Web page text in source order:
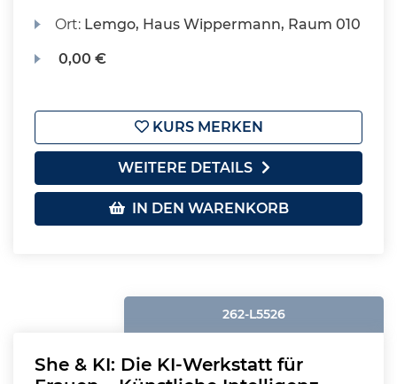
Ort: Lemgo, Haus Wippermann, Raum 010
0,00 €
KURS MERKEN
WEITERE DETAILS
IN DEN WARENKORB
262-L5526
She & KI: Die KI-Werkstatt für